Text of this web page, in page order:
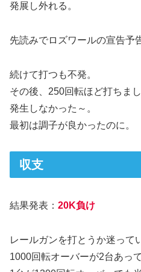
発展し外れる。
先読みでロズワールの宣告予
続けて打つも不発。
その後、250回転ほど打ちま
発生しなかった～。
最初は調子が良かったのに。
収支
結果発表： 20K負け
レールガンを打とうか迷って
1000回転オーバーが2台あっ